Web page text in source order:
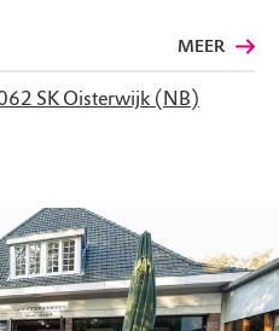
MEER
SK Oisterwijk (NB)